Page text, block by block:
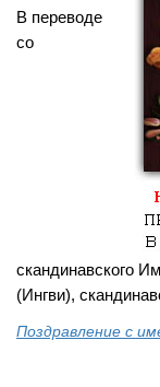
В переводе
со
скандинавского
(Ингви),
Поздравление с